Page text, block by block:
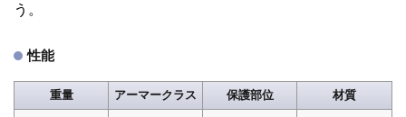
う。
性能
重量 アーマークラス 保護部位 材質